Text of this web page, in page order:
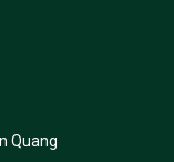
Quang